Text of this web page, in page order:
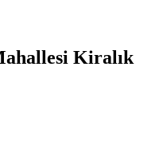
Kiralık